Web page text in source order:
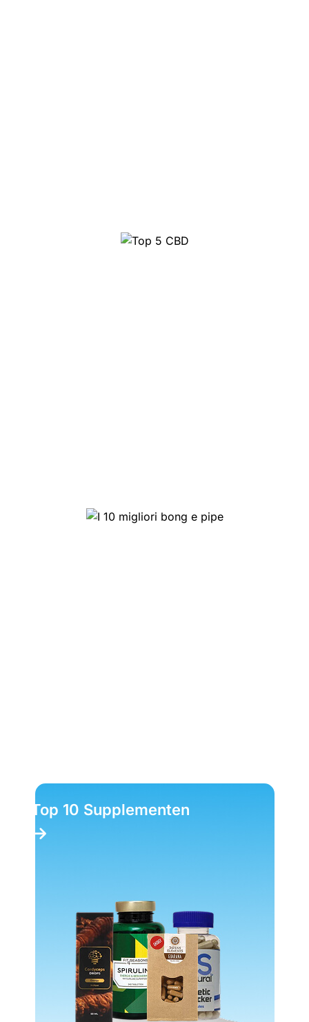
Top 10 Supplementen